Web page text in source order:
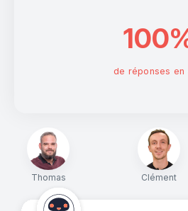
Thomas Clément
de réponses en